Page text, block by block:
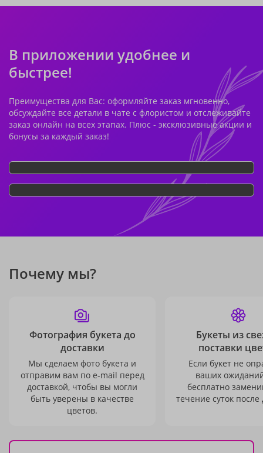
В приложении удобнее и
быстрее!
Преимущества для Вас: оформляйте заказ мгновенно,
обсуждайте все детали в чате с флористом и отслеживайте
заказ онлайн на всех этапах. Плюс - эксклюзивные акции и
бонусы за каждый заказ!
Почему мы?
Фотография букета до
доставки
Мы сделаем фото букета и
отправим вам по e-mail перед
доставкой, чтобы вы могли
быть уверены в качестве
цветов.
Букеты из
поставки
Если букет не
ваших
бесплатно
течение суток после